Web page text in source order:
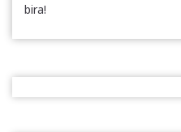
bira!